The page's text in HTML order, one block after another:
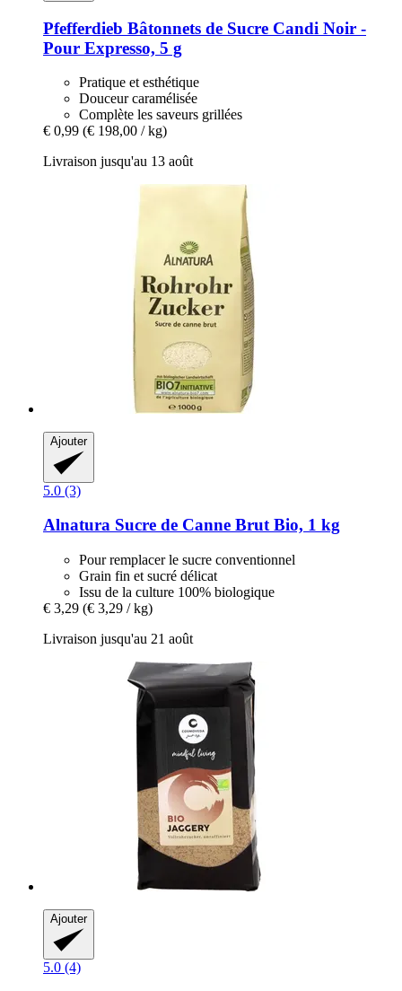
Pfefferdieb Bâtonnets de Sucre Candi Noir -​
Pour Expresso, 5 g
Pratique et esthétique
Douceur caramélisée
Complète les saveurs grillées
€ 0,99 (€ 198,00 / kg)
Livraison jusqu'au 13 août
Ajouter
5.0 (3)
Alnatura Sucre de Canne Brut Bio, 1 kg
Pour remplacer le sucre conventionnel
Grain fin et sucré délicat
Issu de la culture 100% biologique
€ 3,29 (€ 3,29 / kg)
Livraison jusqu'au 21 août
Ajouter
5.0 (4)